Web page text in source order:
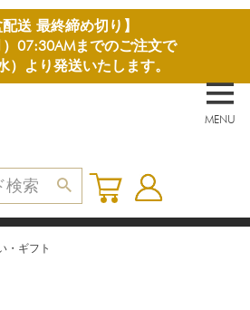
配送 最終締め切り】
07:30AMまでのご注文で
）より発送いたします。
MENU
・ギフト